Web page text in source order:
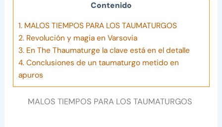
Contenido
1.MALOS TIEMPOS PARA LOS TAUMATURGOS
2.Revolución y magia en Varsovia
3.En The Thaumaturge la clave está en el detalle
4.Conclusiones de un taumaturgo metido en
apuros
MALOS TIEMPOS PARA LOS TAUMATURGOS